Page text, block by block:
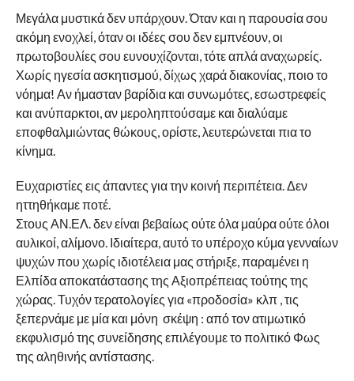
Μεγάλα μυστικά δεν υπάρχουν. Όταν και η παρουσία σου
ακόμη ενοχλεί, όταν οι ιδέες σου δεν εμπνέουν, οι
πρωτοβουλίες σου ευνουχίζονται, τότε απλά αναχωρείς.
Χωρίς ηγεσία ασκητισμού, δίχως χαρά διακονίας, ποιο το
νόημα! Αν ήμασταν βαρίδια και συνωμότες, εσωστρεφείς
και ανύπαρκτοι, αν μεροληπτούσαμε και διαλύαμε
εποφθαλμιώντας θώκους, ορίστε, λευτερώνεται πια το
κίνημα.
Ευχαριστίες εις άπαντες για την κοινή περιπέτεια. Δεν
ηττηθήκαμε ποτέ.
Στους ΑΝ.ΕΛ. δεν είναι βεβαίως ούτε όλα μαύρα ούτε όλοι
αυλικοί, αλίμονο. Ιδιαίτερα, αυτό το υπέροχο κύμα γενναίων
ψυχών που χωρίς ιδιοτέλεια μας στήριξε, παραμένει η
Ελπίδα αποκατάστασης της Αξιοπρέπειας τούτης της
χώρας. Τυχόν τερατολογίες για «προδοσία» κλπ , τις
ξεπερνάμε με μία και μόνη σκέψη : από τον ατιμωτικό
εκφυλισμό της συνείδησης επιλέγουμε το πολιτικό Φως
της αληθινής αντίστασης.